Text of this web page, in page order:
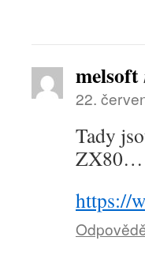
melsoft
22.
Tady
ZX80…
https://